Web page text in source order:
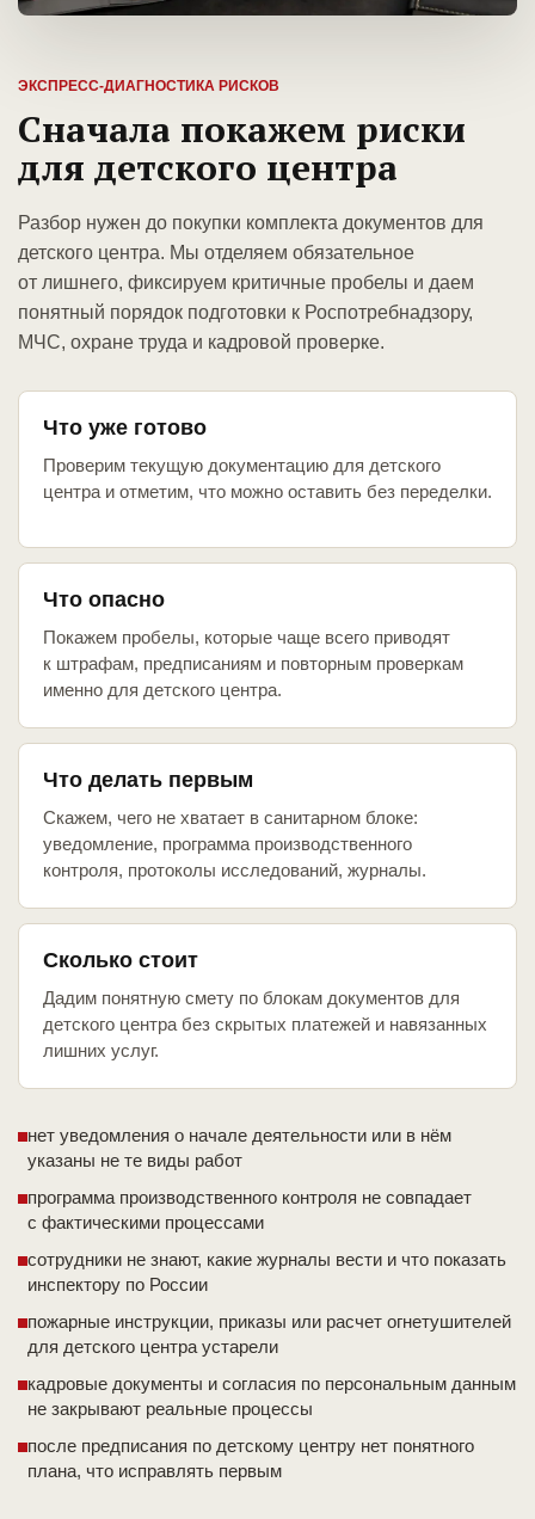
ЭКСПРЕСС-ДИАГНОСТИКА РИСКОВ
Сначала покажем риски
для детского центра
Разбор нужен до покупки комплекта документов для
детского центра. Мы отделяем обязательное
от лишнего, фиксируем критичные пробелы и даем
понятный порядок подготовки к Роспотребнадзору,
МЧС, охране труда и кадровой проверке.
Что уже готово
Проверим текущую документацию для детского
центра и отметим, что можно оставить без переделки.
Что опасно
Покажем пробелы, которые чаще всего приводят
к штрафам, предписаниям и повторным проверкам
именно для детского центра.
Что делать первым
Скажем, чего не хватает в санитарном блоке:
уведомление, программа производственного
контроля, протоколы исследований, журналы.
Сколько стоит
Дадим понятную смету по блокам документов для
детского центра без скрытых платежей и навязанных
лишних услуг.
нет уведомления о начале деятельности или в нём
указаны не те виды работ
программа производственного контроля не совпадает
с фактическими процессами
сотрудники не знают, какие журналы вести и что показать
инспектору по России
пожарные инструкции, приказы или расчет огнетушителей
для детского центра устарели
кадровые документы и согласия по персональным данным
не закрывают реальные процессы
после предписания по детскому центру нет понятного
плана, что исправлять первым